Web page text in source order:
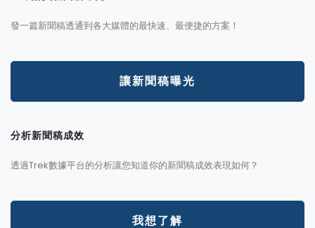
發一篇新聞稿透通到各大媒體的最快速、最便捷的方案！
讓新聞稿曝光
分析新聞稿成效
透過Trek數據平台的分析讓您知道你的新聞稿成效表現如何？
我想了解